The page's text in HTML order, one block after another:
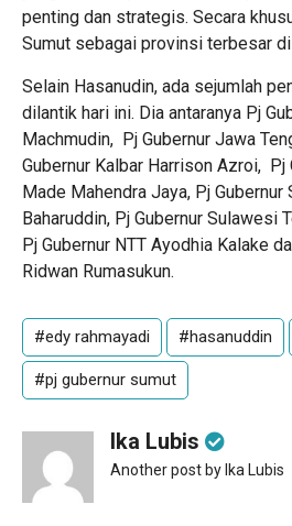
penting dan strategis. Secara
Sumut sebagai provinsi terbesar di
Selain Hasanudin, ada sejumlah
dilantik hari ini. Dia antaranya Pj
Machmudin, Pj Gubernur Jawa
Gubernur Kalbar Harrison Azroi, Pj
Made Mahendra Jaya, Pj Gubernur
Baharuddin, Pj Gubernur Sulawesi
Pj Gubernur NTT Ayodhia Kalake
Ridwan Rumasukun.
#edy rahmayadi #hasanuddin
#pj gubernur sumut
Ika Lubis
Another post by Ika Lubis